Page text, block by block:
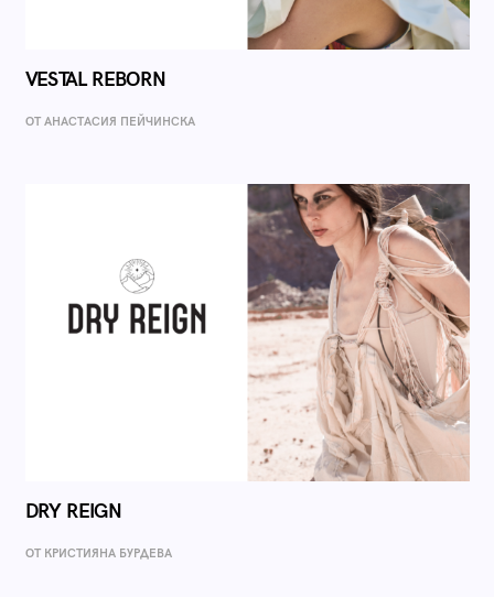
VESTAL REBORN
ОТ AНАСТАСИЯ ПЕЙЧИНСКА
DRY REIGN
ОТ КРИСТИЯНА БУРДЕВА